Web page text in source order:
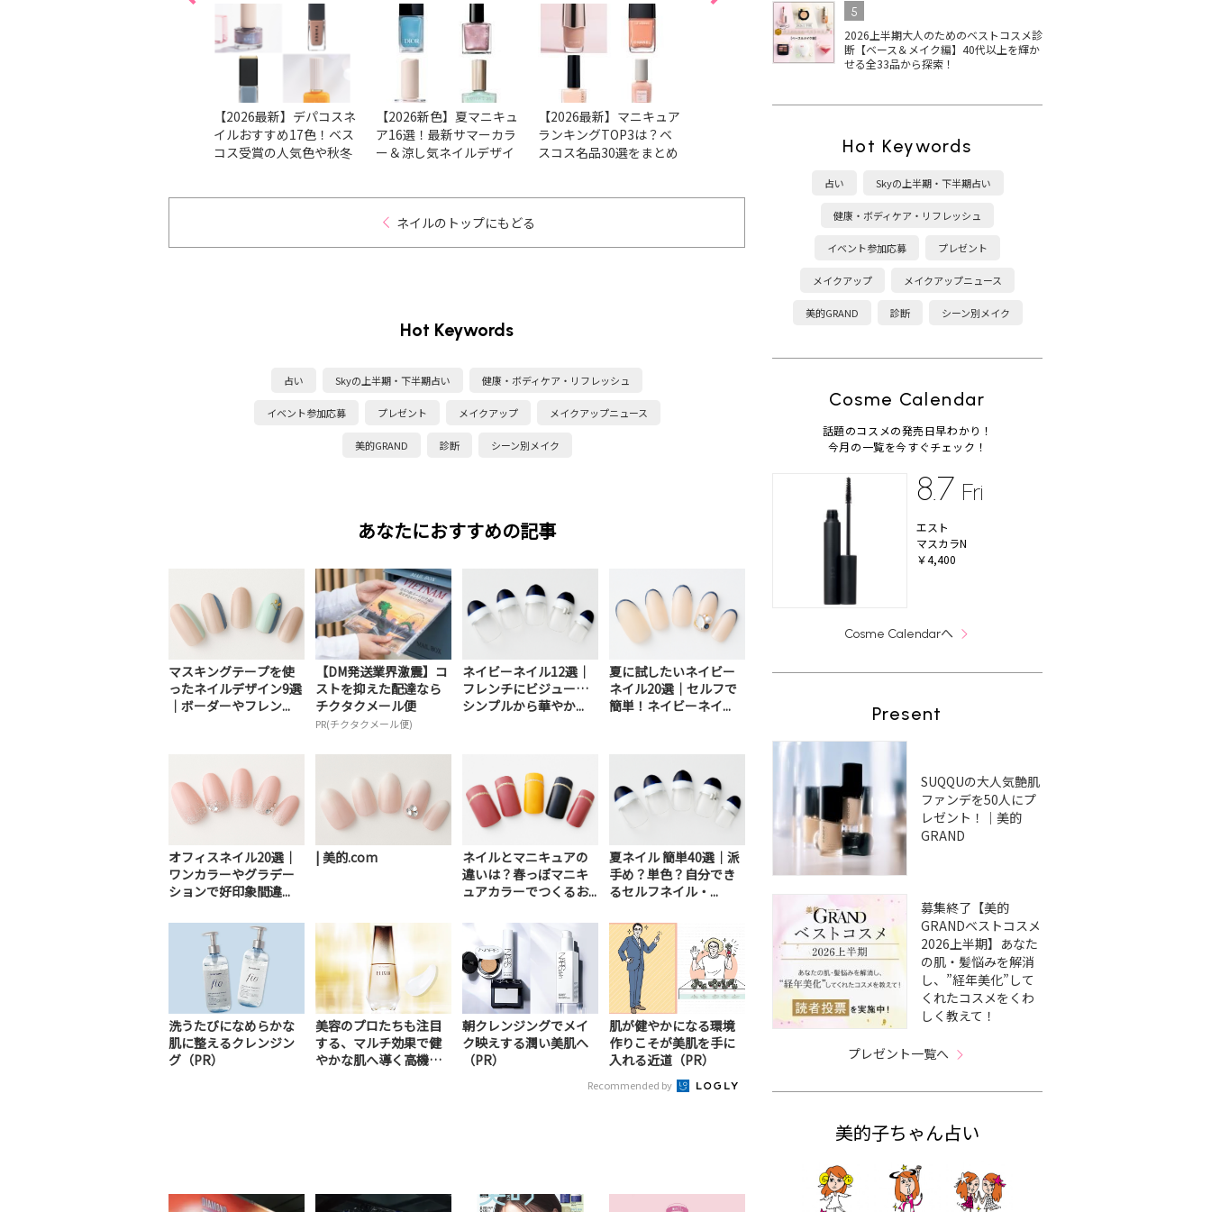
【2026最新】デパコスネ
イルおすすめ17色！ベス
コス受賞の人気色や秋冬
本でかなう♡
【2026新色】夏マニキュ
ア16選！最新サマーカラ
ー＆涼し気ネイルデザイ
【2026最新】マニキュア
ランキングTOP3は？ベ
スコス名品30選をまとめ
の人気色は？2025秋冬限
定色・ベスコス受賞カラ
ネイルのトップにもどる
Hot Keywords
占い Skyの上半期・下半期占い 健康・ボディケア・リフレッシュ
イベント参加応募 プレゼント メイクアップ メイクアップニュース
美的GRAND 診断 シーン別メイク
あなたにおすすめの記事
マスキングテープを使
ったネイルデザイン9選
｜ボーダーやフレン...
【DM発送業界激震】コ
ストを抑えた配達なら
チクタクメール便
PR(チクタクメール便)
ネイビーネイル12選｜
フレンチにビジュー…
シンプルから華やか...
夏に試したいネイビー
ネイル20選｜セルフで
簡単！ネイビーネイ...
オフィスネイル20選｜
ワンカラーやグラデー
ションで好印象間違...
| 美的.com
ネイルとマニキュアの
違いは？春っぽマニキ
ュアカラーでつくるお...
夏ネイル 簡単40選｜派
手め？単色？自分でき
るセルフネイル・...
洗うたびになめらかな
肌に整えるクレンジン
グ（PR）
美容のプロたちも注目
する、マルチ効果で健
やかな肌へ導く高機能
朝クレンジングでメイ
ク映えする潤い美肌へ
（PR）
肌が健やかになる環境
作りこそが美肌を手に
入れる近道（PR）
Recommended by
5
2026上半期大人のためのベストコスメ診
断【ベース＆メイク編】40代以上を輝か
せる全33品から探索！
Hot Keywords
占い Skyの上半期・下半期占い
健康・ボディケア・リフレッシュ
イベント参加応募 プレゼント
メイクアップ メイクアップニュース
美的GRAND 診断 シーン別メイク
Cosme Calendar
話題のコスメの発売日早わかり！
今月の一覧を今すぐチェック！
8.7 Fri
エスト
マスカラN
￥4,400
Cosme Calendarへ
Present
SUQQUの大人気艶肌
ファンデを50人にプ
レゼント！｜美的
GRAND
募集終了【美的
GRANDベストコスメ
2026上半期】あなた
の肌・髪悩みを解消
し、”経年美化”して
くれたコスメをくわ
しく教えて！
プレゼント一覧へ
美的子ちゃん占い